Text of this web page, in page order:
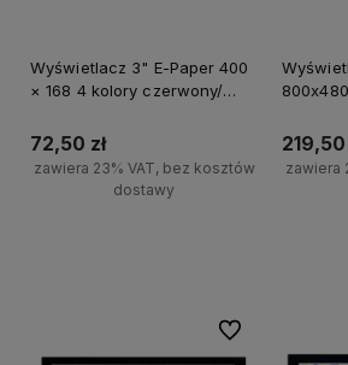
Wyświetlacz 3" E-Paper 400
× 168 4 kolory czerwony/
72,50 zł
zawiera 23% VAT, bez kosztów
dostawy
219,50
zawiera
Do ulubionych